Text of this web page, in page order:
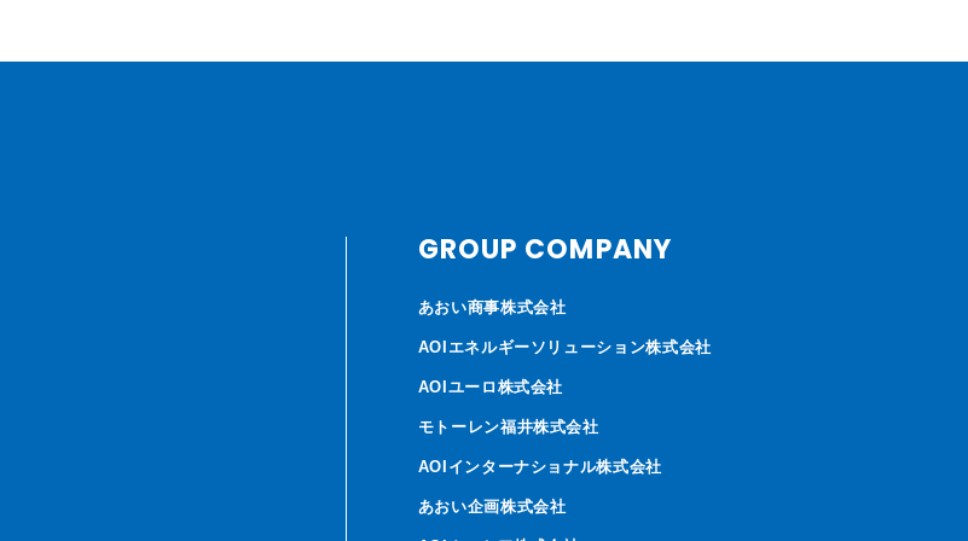
GROUP COMPANY
あおい商事株式会社
AOIエネルギーソリューション株式会社
AOIユーロ株式会社
モトーレン福井株式会社
AOIインターナショナル株式会社
あおい企画株式会社